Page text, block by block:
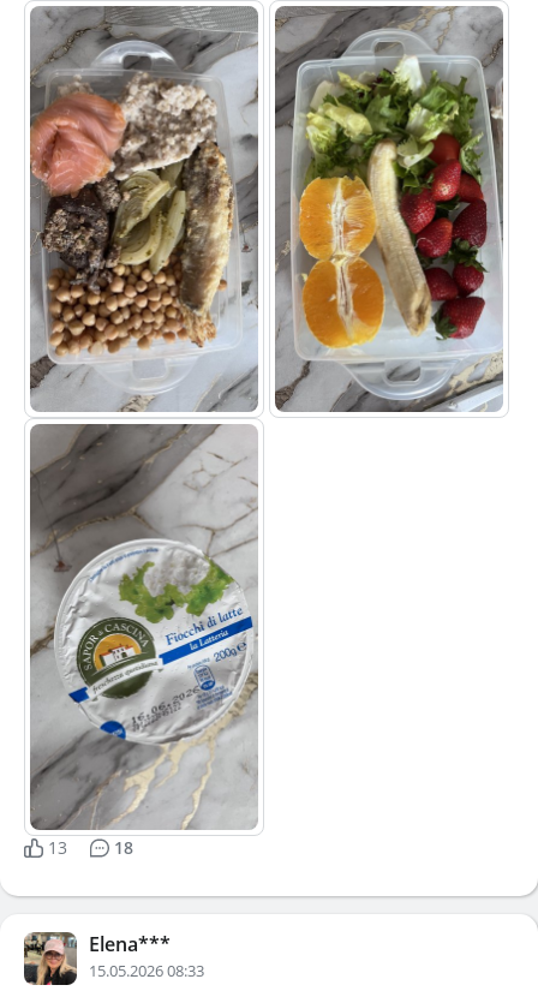
13 18
Elena***
15.05.2026 08:33